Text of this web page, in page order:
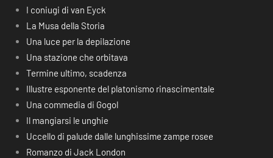
I coniugi di van Eyck
La Musa della Storia
Una luce per la depilazione
Una stazione che orbitava
Termine ultimo, scadenza
Illustre esponente del platonismo rinascimentale
Una commedia di Gogol
Il mangiarsi le unghie
Uccello di palude dalle lunghissime zampe rosee
Romanzo di Jack London